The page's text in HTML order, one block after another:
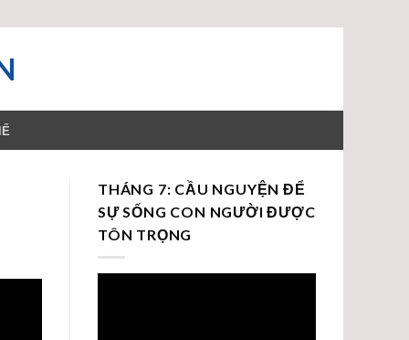
THÁNG 7: CẦU NGUYỆN ĐỂ
SỰ SỐNG CON NGƯỜI ĐƯỢC
TÔN TRỌNG